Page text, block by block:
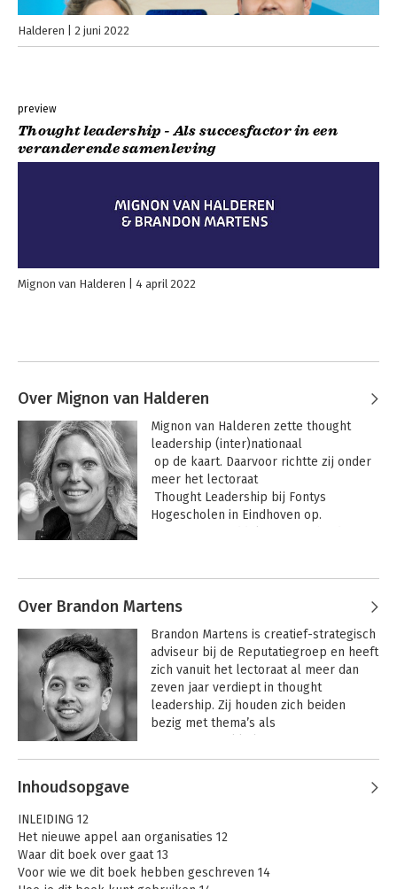
Halderen 2 juni 2022
preview
Thought leadership - Als succesfactor in een
veranderende samenleving
Mignon van Halderen 4 april 2022
Over Mignon van Halderen
Mignon van Halderen zette thought
leadership (inter)nationaal
meer het lectoraat
Hogescholen in Eindhoven op.
Thought leadership
Over Brandon Martens
Brandon Martens is creatief-strategisch
adviseur bij de Reputatiegroep en heeft
zich vanuit het lectoraat al meer dan
zeven jaar verdiept in thought
leadership. Zij houden zich beiden
bezig met thema’s als
stakeholdermanagement.
Andere boeken door Brandon
Martens
Inhoudsopgave
INLEIDING 12
Het nieuwe appel aan organisaties 12
Waar dit boek over gaat 13
Voor wie we dit boek hebben geschreven 14